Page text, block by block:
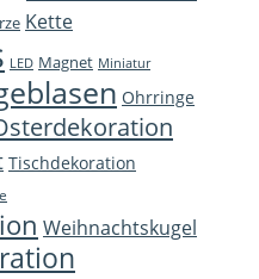
Kette
LED Magnet Miniatur
Ohrringe
Tischdekoration
Weihnachtskugel